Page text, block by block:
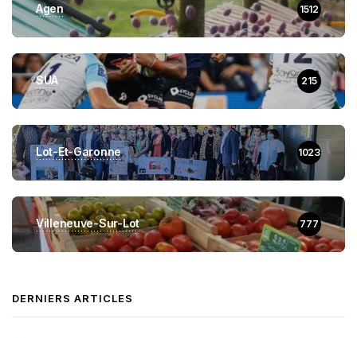
Agen 1512
SUA 215
Lot-Et-Garonne 1023
Villeneuve-Sur-Lot 777
DERNIERS ARTICLES